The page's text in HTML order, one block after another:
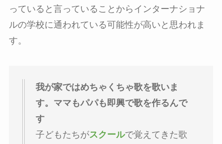
っていると言っていることからインターナショナ
ルの学校に通われている可能性が高いと思われま
す。
我が家ではめちゃくちゃ歌を歌いま
す。ママもパパも即興で歌を作るんで
す
子どもたちがスクールで覚えてきた歌